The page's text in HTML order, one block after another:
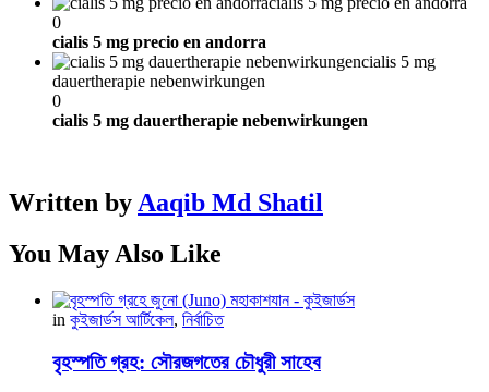
0
cialis 5 mg precio en andorra
cialis 5 mg
dauertherapie nebenwirkungen
0
cialis 5 mg dauertherapie nebenwirkungen
Written byAaqib Md Shatil
You May Also Like
in কুইজার্ডস আর্টিকেল, নির্বাচিত
বৃহস্পতি গ্রহ: সৌরজগতের চৌধুরী সাহেব